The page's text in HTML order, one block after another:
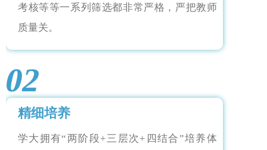
考核等等一系列筛选都非常严格，严把教师
质量关。
02
精细培养
学大拥有“两阶段+三层次+四结合”培养体